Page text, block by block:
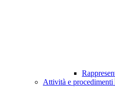
Attività e procedimenti